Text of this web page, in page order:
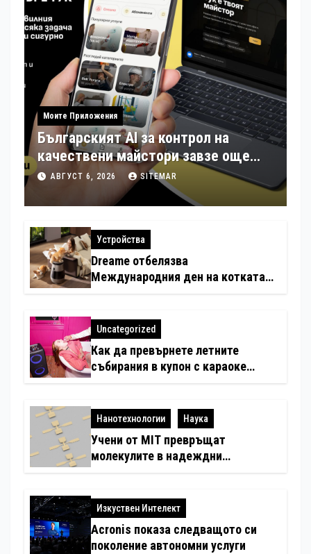
Моите Приложения
Българският AI за контрол на
качествени майстори завзе още
шест страни в Европа
АВГУСТ 6, 2026 SITEMAR
Устройства
Dreame отбелязва
Международния ден на котката
любимци
Uncategorized
Как да превърнете летните
събирания в купон с караоке
Нанотехнологии Наука
Учени от MIT превръщат
молекулите в надеждни
Изкуствен Интелект
Acronis показа следващото си
поколение автономни услуги